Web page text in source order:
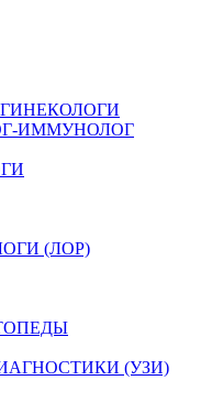
ИММУНОЛОГ
(ЛОР)
(УЗИ)